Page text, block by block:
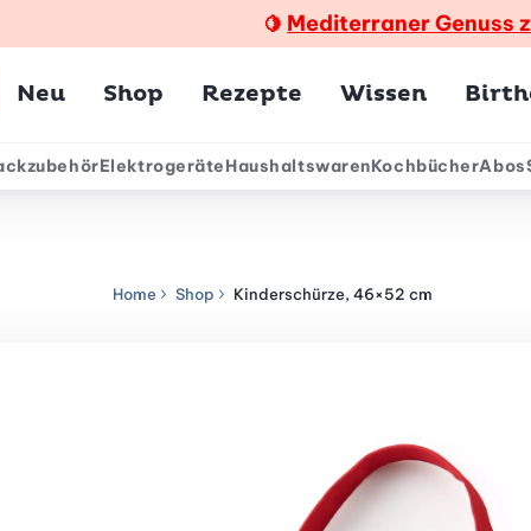
🍋 Mediterraner Genuss
Neu Shop Rezepte Wissen
ElektrogeräteHaushaltswarenKochbücherAbos
Home Shop Kinderschürze, 46×52 cm